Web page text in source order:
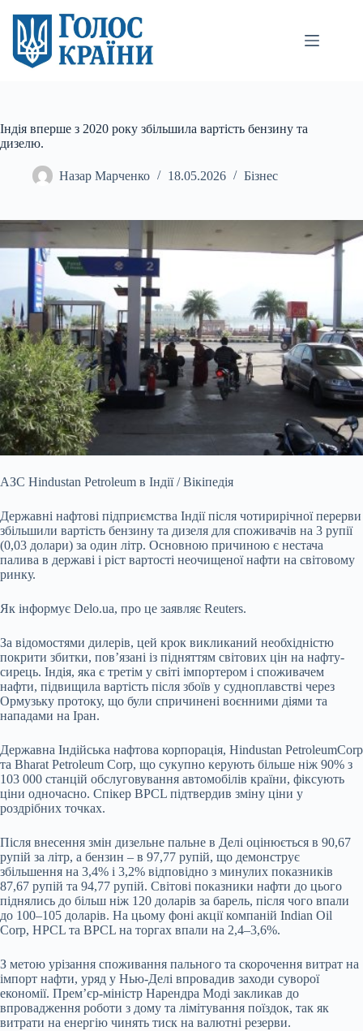
вмісту
Індія вперше з 2020 року збільшила вартість бензину та
дизелю.
Назар Марченко 18.05.2026 Бізнес
АЗС Hindustan Petroleum в Індії / Вікіпедія
Державні нафтові підприємства Індії після чотирирічної перерви
збільшили вартість бензину та дизеля для споживачів на 3 рупії
(0,03 долари) за один літр. Основною причиною є нестача
палива в державі і ріст вартості неочищеної нафти на світовому
ринку.
Як інформує Delo.ua, про це заявляє Reuters.
За відомостями дилерів, цей крок викликаний необхідністю
покрити збитки, пов’язані із підняттям світових цін на нафту-
сирець. Індія, яка є третім у світі імпортером і споживачем
нафти, підвищила вартість після збоїв у судноплавстві через
Ормузьку протоку, що були спричинені воєнними діями та
нападами на Іран.
Державна Індійська нафтова корпорація, Hindustan PetroleumCorp
та Bharat Petroleum Corp, що сукупно керують більше ніж 90% з
103 000 станцій обслуговування автомобілів країни, фіксують
ціни одночасно. Спікер BPCL підтвердив зміну ціни у
роздрібних точках.
Після внесення змін дизельне пальне в Делі оцінюється в 90,67
рупій за літр, а бензин – в 97,77 рупій, що демонструє
збільшення на 3,4% і 3,2% відповідно з минулих показників
87,67 рупій та 94,77 рупій. Світові показники нафти до цього
піднялись до більш ніж 120 доларів за барель, після чого впали
до 100–105 доларів. На цьому фоні акції компаній Indian Oil
Corp, HPCL та BPCL на торгах впали на 2,4–3,6%.
З метою урізання споживання пального та скорочення витрат на
імпорт нафти, уряд у Нью-Делі впровадив заходи суворої
економії. Прем’єр-міністр Нарендра Моді закликав до
впровадження роботи з дому та лімітування поїздок, так як
витрати на енергію чинять тиск на валютні резерви.